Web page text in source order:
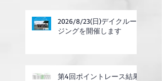
2026/8/23(日)デイクルー
ジングを開催します
第4回ポイントレース結果